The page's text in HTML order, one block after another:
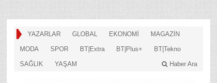
YAZARLAR GLOBAL EKONOMİ MAGAZİN
MODA SPOR BT|Extra BT|Plus+ BT|Tekno
SAĞLIK YAŞAM Haber Ara